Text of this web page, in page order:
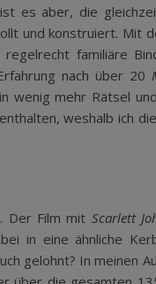
es aber, die
und konstruiert. Mit
familiäre
nach über 20
mehr Rätsel
enthalten, weshalb ich
Der Film mit Scarlett
in eine ähnliche
gelohnt? In meinen